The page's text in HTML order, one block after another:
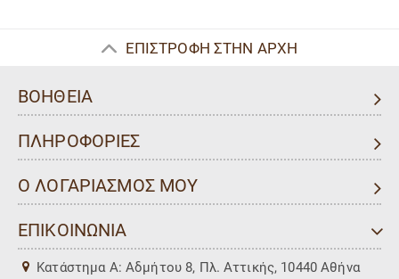
ΕΠΙΣΤΡΟΦΗ ΣΤΗΝ ΑΡΧΗ
ΒΟΗΘΕΙΑ
ΠΛΗΡΟΦΟΡΙΕΣ
Ο ΛΟΓΑΡΙΑΣΜΟΣ ΜΟΥ
ΕΠΙΚΟΙΝΩΝΙΑ
Kατάστημα Α: Αδμήτου 8, Πλ. Αττικής, 10440 Αθήνα